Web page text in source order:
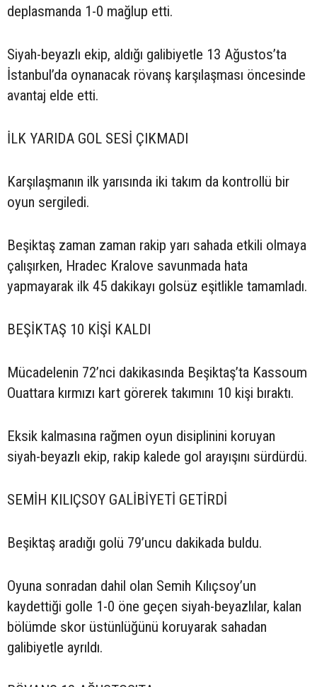
deplasmanda 1-0 mağlup etti.
Siyah-beyazlı ekip, aldığı galibiyetle 13 Ağustos’ta
İstanbul’da oynanacak rövanş karşılaşması öncesinde
avantaj elde etti.
İLK YARIDA GOL SESİ ÇIKMADI
Karşılaşmanın ilk yarısında iki takım da kontrollü bir
oyun sergiledi.
Beşiktaş zaman zaman rakip yarı sahada etkili olmaya
çalışırken, Hradec Kralove savunmada hata
yapmayarak ilk 45 dakikayı golsüz eşitlikle tamamladı.
BEŞİKTAŞ 10 KİŞİ KALDI
Mücadelenin 72’nci dakikasında Beşiktaş’ta Kassoum
Ouattara kırmızı kart görerek takımını 10 kişi bıraktı.
Eksik kalmasına rağmen oyun disiplinini koruyan
siyah-beyazlı ekip, rakip kalede gol arayışını sürdürdü.
SEMİH KILIÇSOY GALİBİYETİ GETİRDİ
Beşiktaş aradığı golü 79’uncu dakikada buldu.
Oyuna sonradan dahil olan Semih Kılıçsoy’un
kaydettiği golle 1-0 öne geçen siyah-beyazlılar, kalan
bölümde skor üstünlüğünü koruyarak sahadan
galibiyetle ayrıldı.